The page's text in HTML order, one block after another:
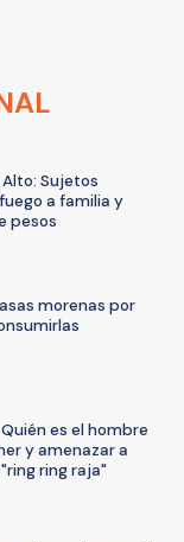
Sujetos
a familia y
pesos
morenas por
es el hombre
y amenazar a
ring raja"